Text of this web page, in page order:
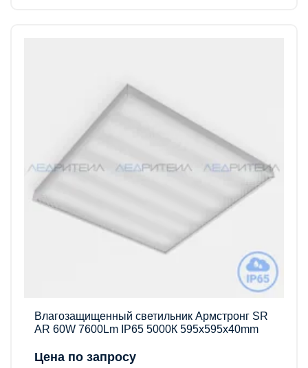
Влагозащищенный светильник Армстронг SR
AR 60W 7600Lm IP65 5000К 595x595x40mm
Цена по запросу